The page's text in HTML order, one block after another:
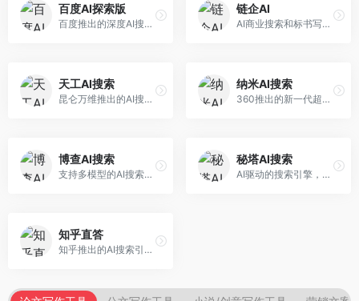
百度AI探索版
百度推出的深度AI搜索引擎，整合百度知识图谱。面向中文用户，提供智能问答、知识探索、内容生成等服务，知识覆盖面广。
链企AI
AI商业搜索和标书写作工具，专注于企业服务场景。面向企业用户，提供商业信息搜索、标书生成、企业分析等服务，商业信息专业。
天工AI搜索
昆仑万维推出的AI搜索引擎，整合大模型与搜索能力。面向普通用户，提供智能问答、深度搜索、内容整理等服务，中文搜索体验好。
纳米AI搜索
360推出的新一代超级AI搜索，深度整合360搜索资源。面向普通用户，提供智能问答、多模态搜索、内容生成等服务，安全可靠。
博查AI搜索
支持多模型的AI搜索引擎，整合多种大模型能力。面向AI爱好者，提供多模型搜索、答案对比、深度分析等服务，模型选择灵活。
秘塔AI搜索
AI驱动的搜索引擎，专注于无广告直达结果。面向研究者和信息获取需求者，提供深度搜索、来源标注、答案整理等服务，搜索结果干净准确，信息可信度高。
知乎直答
知乎推出的AI搜索引擎，专注于知识问答场景。面向知识获取者，提供知乎内容搜索、智能问答、知识整理等服务，专业知识丰富。